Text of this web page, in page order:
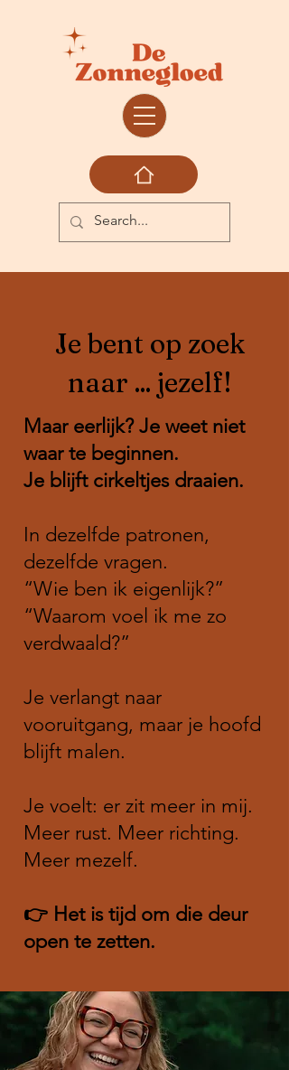
Je bent op zoek
naar ... jezelf!
Maar eerlijk? Je weet niet
waar te beginnen.
Je blijft cirkeltjes draaien.
In dezelfde patronen,
dezelfde vragen.
“Wie ben ik eigenlijk?”
“Waarom voel ik me zo
verdwaald?”
Je verlangt naar
vooruitgang, maar je hoofd
blijft malen.
Je voelt: er zit meer in mij.
Meer rust. Meer richting.
Meer mezelf.
👉 Het is tijd om die deur
open te zetten.